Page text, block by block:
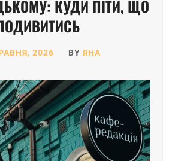
КУДИ ПІТИ, ЩО
2026 BY ЯНА